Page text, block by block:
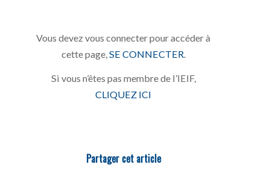
Vous devez vous connecter pour accéder à
cette page, SE CONNECTER
Si vous n’êtes pas membre de l’IEIF,
CLIQUEZ ICI
Partager cet article